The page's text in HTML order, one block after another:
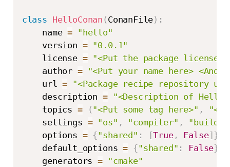
class HelloConan ( ConanFile) :
    name
= "hello"
    version
= "0.0.1"
    license
= "<Put the package license
    author
=
"<Put your name here> <And
    url
= "<Package recipe repository
    description
=
"<Description of Hello
    topics
= ( "<Put some tag here>" ,
    settings
= "os" , "compiler" ,
    options
= {"shared" : [True, False] }
    default_options
= {"shared" : False}
    generators
= "cmake"